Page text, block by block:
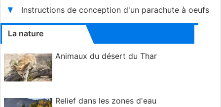
Instructions de conception d'un parachute à oeufs
La nature
Animaux du désert du Thar
Relief dans les zones d'eau